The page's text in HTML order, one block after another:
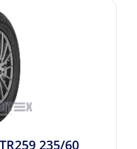
235/60